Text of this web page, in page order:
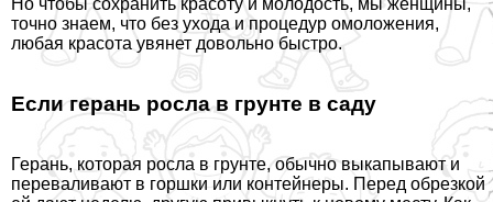
Но чтобы сохранить красоту и молодость, мы женщины,
точно знаем, что без ухода и процедур омоложения,
любая красота увянет довольно быстро.
Если герань росла в грунте в саду
Герань, которая росла в грунте, обычно выкапывают и
переваливают в горшки или контейнеры. Перед обрезкой